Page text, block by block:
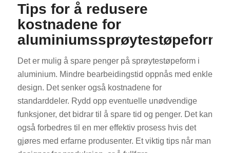
Tips for å redusere
kostnadene for
aluminiumssprøytestøpeform
Det er mulig å spare penger på sprøytestøpeform i
aluminium. Mindre bearbeidingstid oppnås med enkle
design. Det senker også kostnadene for
standarddeler. Rydd opp eventuelle unødvendige
funksjoner, det bidrar til å spare tid og penger. Det kan
også forbedres til en mer effektiv prosess hvis det
gjøres med erfarne produsenter. Et viktig tips når man